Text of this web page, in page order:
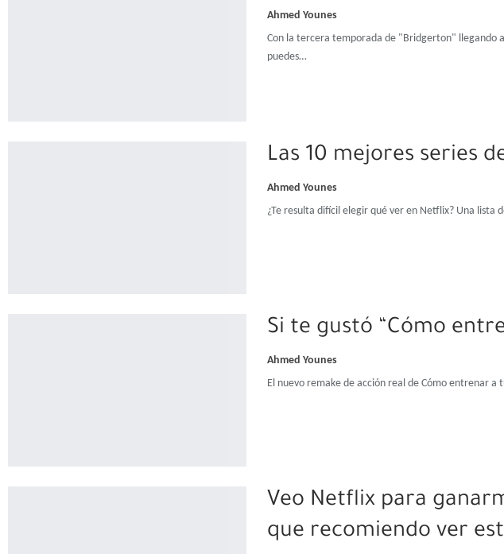
Ahmed Younes
Con la tercera temporada de "Bridgerton" llegando
puedes…
Las 10 mejores series
Ahmed Younes
¿Te resulta difícil elegir qué ver en Netflix? Una lista
Si te gustó “Cómo
Ahmed Younes
El nuevo remake de acción real de Cómo entrenar
Veo Netflix para
que recomiendo ver